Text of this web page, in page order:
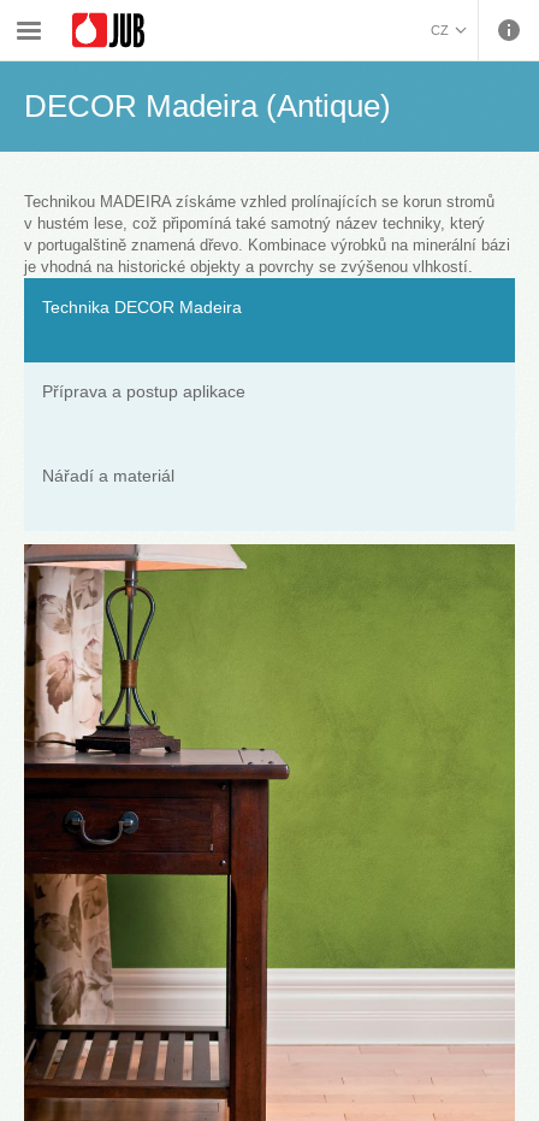
HRVATSKI (CROATIAN)
CZ
ΕΛΛΗΝΙΚΑ (GREEK)
MAGYAR (HUNGARIAN)
ITALIANO (ITALIAN)
Malířské barvy a dekorativa
DECOR Madeira (Antique)
Technikou MADEIRA získáme vzhled prolínajících se korun stromů
v hustém lese, což připomíná také samotný název techniky, který
v portugalštině znamená dřevo. Kombinace výrobků na minerální bázi
je vhodná na historické objekty a povrchy se zvýšenou vlhkostí.
Technika DECOR Madeira
Příprava a postup aplikace
Nářadí a materiál